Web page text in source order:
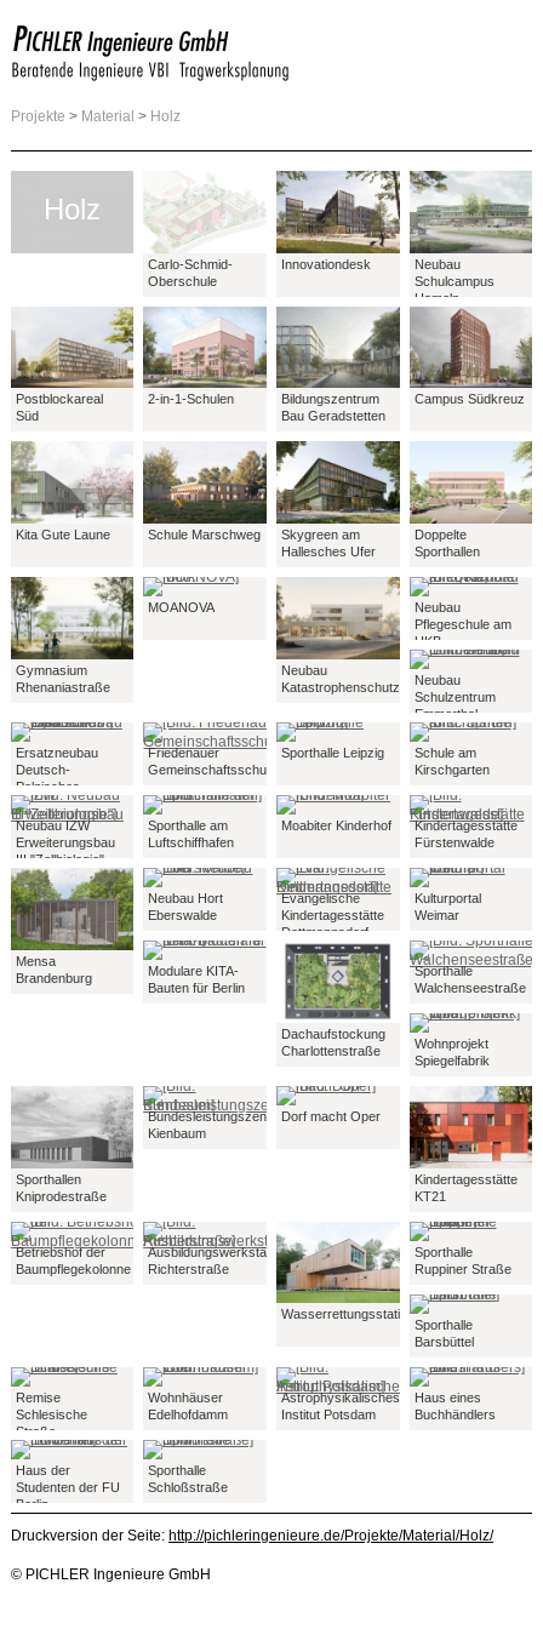
Projekte > Material > Holz
Holz
Carlo-Schmid-
Oberschule
Innovationdesk
Neubau
Schulcampus
Hameln
Postblockareal
Süd
2-in-1-Schulen
Bildungszentrum
Bau Geradstetten
Campus Südkreuz
Kita Gute Laune Schule Marschweg
Skygreen am
Hallesches Ufer
Doppelte
Sporthallen
Gymnasium
Rhenaniastraße
MOANOVA
Neubau
Katastrophenschutzzentrum
Neubau
Pflegeschule am
UKB
Neubau
Schulzentrum
Emmerthal
Ersatzneubau
Deutsch-
Polnisches
Gymnasium
Friedenauer
Gemeinschaftsschule
Sporthalle Leipzig
Schule am
Kirschgarten
Neubau IZW
Erweiterungsbau
III "Zellbiologie"
Sporthalle am
Luftschiffhafen
Moabiter Kinderhof
Kindertagesstätte
Fürstenwalde
Mensa
Brandenburg
Neubau Hort
Eberswalde
Evangelische
Kindertagesstätte
Dettmannsdorf
Kulturportal
Weimar
Modulare KITA-
Bauten für Berlin
Dachaufstockung
Charlottenstraße
Sporthalle
Walchenseestraße
Wohnprojekt
Spiegelfabrik
Sporthallen
Kniprodestraße
Bundesleistungszentrum
Kienbaum
Dorf macht Oper
Kindertagesstätte
KT21
Betriebshof der
Baumpflegekolonne
Ausbildungswerkstätten
Richterstraße
Wasserrettungsstationen
Sporthalle
Ruppiner Straße
Sporthalle
Barsbüttel
Remise
Schlesische
Straße
Wohnhäuser
Edelhofdamm
Astrophysikalisches
Institut Potsdam
Haus eines
Buchhändlers
Haus der
Studenten der FU
Berlin
Sporthalle
Schloßstraße
Druckversion der Seite: http://pichleringenieure.de/Projekte/Material/Holz/
© PICHLER Ingenieure GmbH